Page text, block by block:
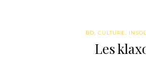
BD, CULTURE,
Les